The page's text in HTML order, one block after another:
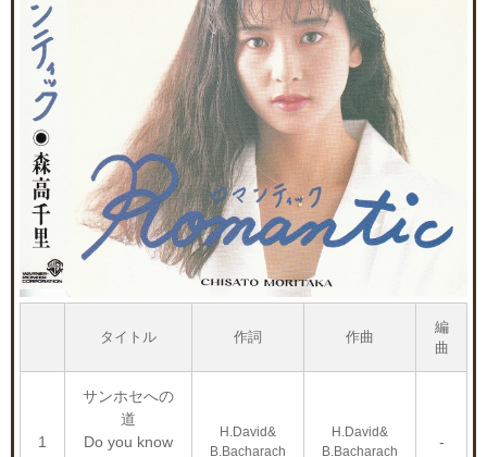
タイトル 作詞 作曲
編
曲
1
サンホセへの
道
Do you know
H.David&
B.Bacharach
H.David&
B.Bacharach
-